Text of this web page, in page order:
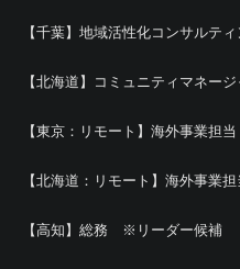
【千葉】地域活性化コンサルティ
【北海道】コミュニティマネージ
【東京：リモート】海外事業担当
【北海道：リモート】海外事業担
【高知】総務 ※リーダー候補